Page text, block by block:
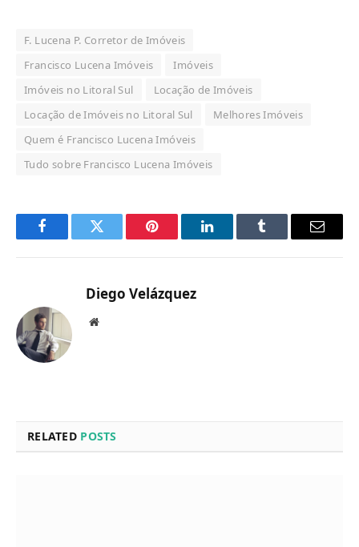
F. Lucena P. Corretor de Imóveis
Francisco Lucena Imóveis
Imóveis
Imóveis no Litoral Sul
Locação de Imóveis
Locação de Imóveis no Litoral Sul
Melhores Imóveis
Quem é Francisco Lucena Imóveis
Tudo sobre Francisco Lucena Imóveis
FacebookTwitter Pinterest LinkedInTumblr Email
Diego Velázquez
Website
RELATED POSTS